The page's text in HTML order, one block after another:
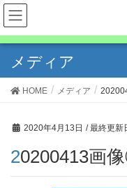
メディア
HOME メディア
2020年4月13日 / 最終更新
20200413画